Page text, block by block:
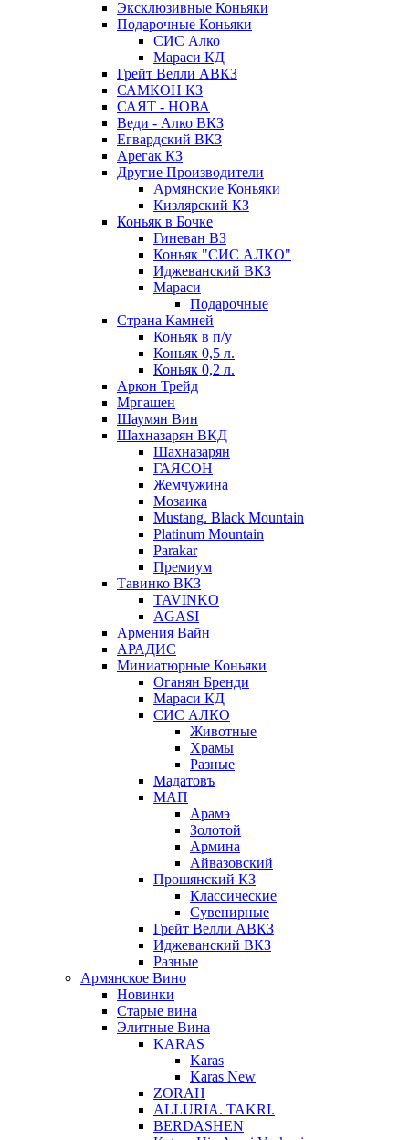
Эксклюзивные Коньяки
Подарочные Коньяки
СИС Алко
Мараси КД
Грейт Велли АВКЗ
САМКОН КЗ
САЯТ - НОВА
Веди - Алко ВКЗ
Егвардский ВКЗ
Арегак КЗ
Другие Производители
Армянские Коньяки
Кизлярский КЗ
Коньяк в Бочке
Гиневан ВЗ
Коньяк "СИС АЛКО"
Иджеванский ВКЗ
Мараси
Подарочные
Страна Камней
Коньяк в п/у
Коньяк 0,5 л.
Коньяк 0,2 л.
Аркон Трейд
Мргашен
Шаумян Вин
Шахназарян ВКД
Шахназарян
ГАЯСОН
Жемчужина
Мозаика
Mustang. Black Mountain
Platinum Mountain
Parakar
Премиум
Тавинко ВКЗ
TAVINKO
AGASI
Армения Вайн
АРАДИС
Миниатюрные Коньяки
Оганян Бренди
Мараси КД
СИС АЛКО
Животные
Храмы
Разные
Мадатовъ
МАП
Арамэ
Золотой
Армина
Айвазовский
Прошянский КЗ
Классические
Сувенирные
Грейт Велли АВКЗ
Иджеванский ВКЗ
Разные
Армянское Вино
Новинки
Старые вина
Элитные Вина
KARAS
Karas
Karas New
ZORAH
ALLURIA. TAKRI.
BERDASHEN